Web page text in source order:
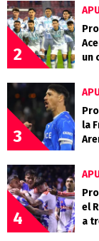
2
un
3
la
4
el
a